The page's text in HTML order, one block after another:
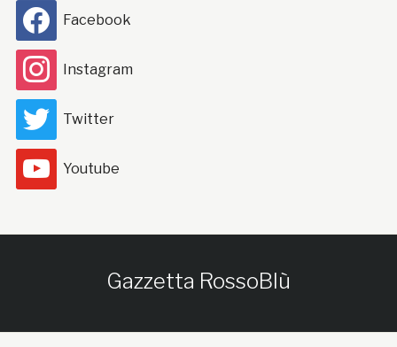
Facebook
Instagram
Twitter
Youtube
Gazzetta RossoBlù